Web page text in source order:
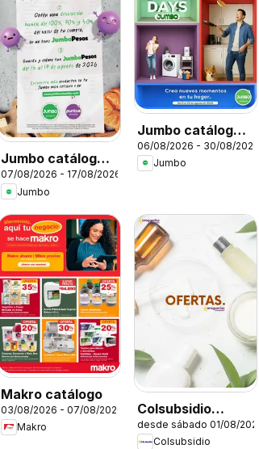
Jumbo catálogo
al 100
07/08/2026 - 17/08/2026
Jumbo
Jumbo catálogo
Home days
06/08/2026 - 30/08/2026
Jumbo
Makro catálogo
03/08/2026 - 07/08/2026
Makro
Colsubsidio
catálogo
desde sábado 01/08/2026
Colsubsidio